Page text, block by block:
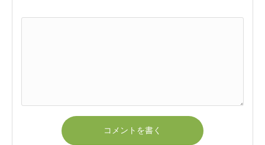
コメントを書く